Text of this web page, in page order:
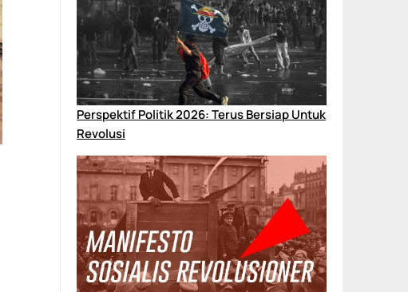
Perspektif Politik 2026: Terus Bersiap Untuk
Revolusi